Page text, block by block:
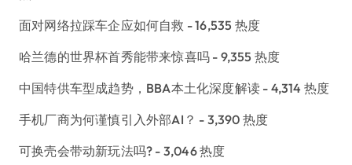
面对网络拉踩车企应如何自救 - 16,535 热度
哈兰德的世界杯首秀能带来惊喜吗 - 9,355 热度
中国特供车型成趋势，BBA本土化深度解读 - 4,314 热度
手机厂商为何谨慎引入外部AI？ - 3,390 热度
可换壳会带动新玩法吗? - 3,046 热度